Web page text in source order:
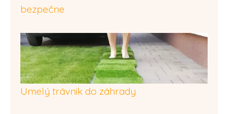
bezpečne
Umelý trávnik do záhrady